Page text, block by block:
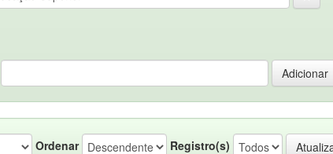
Ordenar Registro(s)